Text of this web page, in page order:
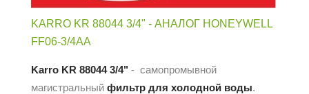
KARRO KR 88044 3/4" - АНАЛОГ HONEYWELL
FF06-3/4AA
Karro KR 88044 3/4" - самопромывной
магистральный фильтр для холодной воды.